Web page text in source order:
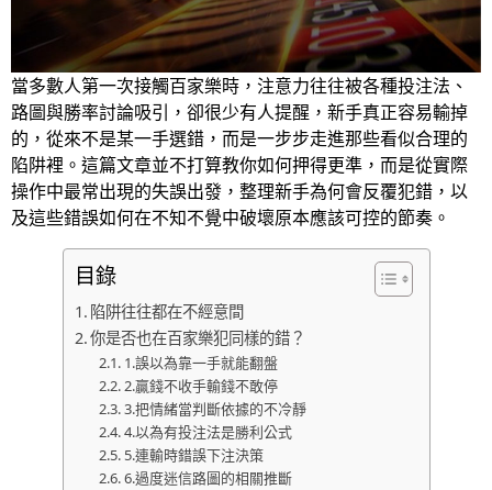
當多數人第一次接觸百家樂時，注意力往往被各種投注法、
路圖與勝率討論吸引，卻很少有人提醒，新手真正容易輸掉
的，從來不是某一手選錯，而是一步步走進那些看似合理的
陷阱裡。這篇文章並不打算教你如何押得更準，而是從實際
操作中最常出現的失誤出發，整理新手為何會反覆犯錯，以
及這些錯誤如何在不知不覺中破壞原本應該可控的節奏。
目錄
陷阱往往都在不經意間
你是否也在百家樂犯同樣的錯？
1.誤以為靠一手就能翻盤
2.贏錢不收手輸錢不敢停
3.把情緒當判斷依據的不冷靜
4.以為有投注法是勝利公式
5.連輸時錯誤下注決策
6.過度迷信路圖的相關推斷